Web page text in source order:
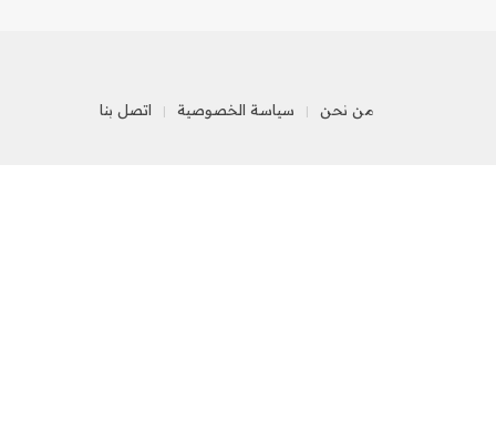
من نحن سياسة الخصوصية اتصل بنا